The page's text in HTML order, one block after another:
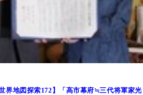
界地図探索172】「高市幕府≒三代将軍家光